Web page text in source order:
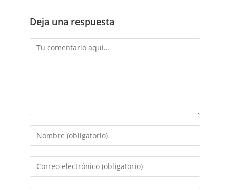
Deja una respuesta